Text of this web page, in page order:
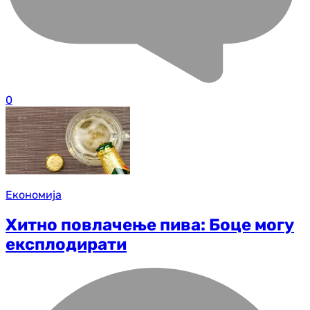
0
Економија
Хитно повлачење пива: Боце могу
експлодирати